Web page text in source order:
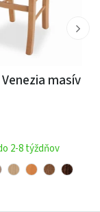
masív
2-8 týždňov